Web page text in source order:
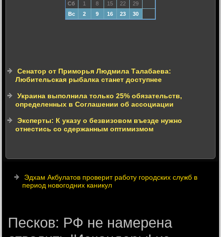
Сб
1 8 15 22
29
Вс
2 9 16 23 30
Сенатор от Приморья Людмила Талабаева:
Любительская рыбалка станет доступнее
Украина выполнила только 25% обязательств,
определенных в Соглашении об ассоциации
Эксперты: К указу о безвизовом въезде нужно
отнестись со сдержанным оптимизмом
Эдхам Акбулатов проверит работу городских служб в
период новогодних каникул
Песков: РФ не намерена